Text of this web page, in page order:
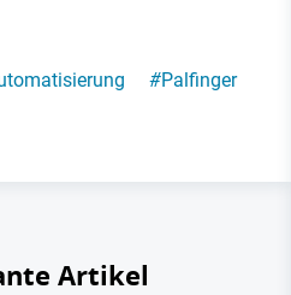
#Palfinger
Artikel